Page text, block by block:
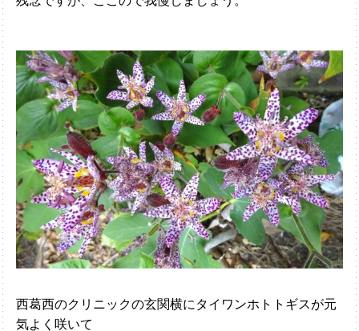
西葛西のクリニックの玄関横にタイワンホトトギスが元
気よく咲いて